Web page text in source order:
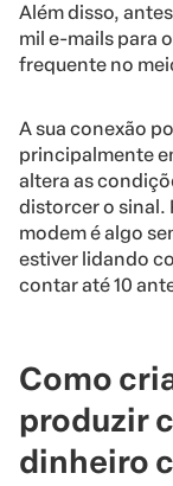
Além disso,
mil e-mails para
frequente no
A sua conexão
principalmente
altera as
distorcer o sinal.
modem é algo
estiver lidando
contar até 10
Como
produzir
dinheiro